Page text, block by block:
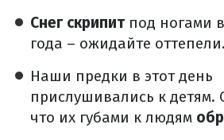
Снег скрипитпод ногами
года – ожидайте оттепели.
Наши предки в этот день
прислушивались к детям.
что их губами к людям